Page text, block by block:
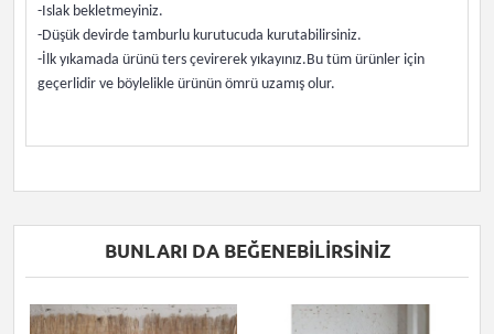
-Islak bekletmeyiniz.
-Düşük devirde tamburlu kurutucuda kurutabilirsiniz.
-İlk yıkamada ürünü ters çevirerek yıkayınız.Bu tüm ürünler için
geçerlidir ve böylelikle ürünün ömrü uzamış olur.
BUNLARI DA BEĞENEBILIRSINIZ